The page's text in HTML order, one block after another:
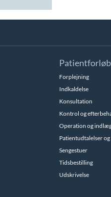
Patientforløb
Forplejning
Indkaldelse
Konsultation
Kontrol og
Operation og
Patientudtalelser
Sengestuer
Tidsbestilling
Udskrivelse